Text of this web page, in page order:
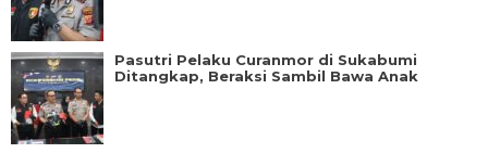
Pasutri Pelaku Curanmor di Sukabumi
Ditangkap, Beraksi Sambil Bawa Anak